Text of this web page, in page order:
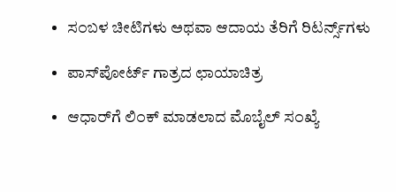
ಸಂಬಳ ಚೀಟಿಗಳು ಅಥವಾ ಆದಾಯ ತೆರಿಗೆ ರಿಟರ್ನ್ಸ್‌ಗಳು
ಪಾಸ್‌ಪೋರ್ಟ್ ಗಾತ್ರದ ಛಾಯಾಚಿತ್ರ
ಆಧಾರ್‌ಗೆ ಲಿಂಕ್ ಮಾಡಲಾದ ಮೊಬೈಲ್ ಸಂಖ್ಯೆ